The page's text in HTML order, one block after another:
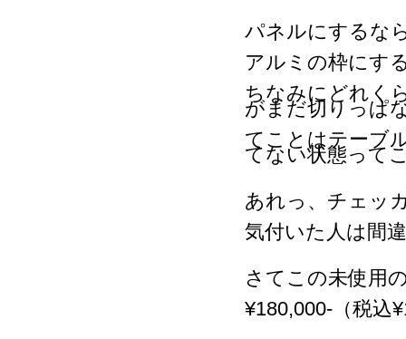
パネルにするな
アルミの枠にす
ちなみにどれく
がまだ切りっぱ
てことはテーブ
てない状態って
あれっ、チェッ
気付いた人は間
さてこの未使用
¥180,000-（税込